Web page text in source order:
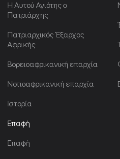
Η Αυτού Αγιότης ο
Πατριάρχης
Πατριαρχικός Έξαρχος
Αφρικής
Βορειοαφρικανική επαρχία
Νοτιοαφρικανική επαρχία
Ιστορία
Επαφή
Επαφή